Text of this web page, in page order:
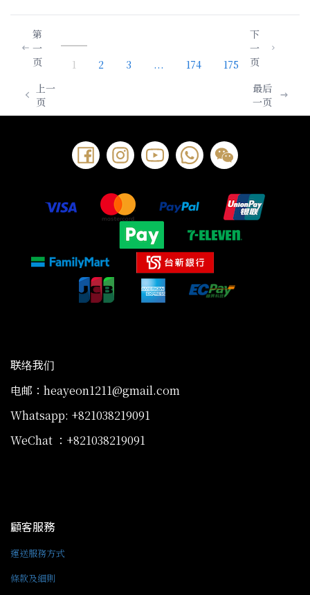
第
一
页
上一
页
1 2 3 ... 174 175
下
一
页
最后
一页
联络我们
电邮：heayeon1211@gmail.com
Whatsapp: +821038219091
WeChat ：+821038219091
顧客服務
運送服務方式
條款及細則